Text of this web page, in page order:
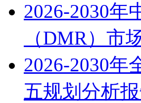
2026-2030年
（DMR）市
2026-2030年
五规划分析